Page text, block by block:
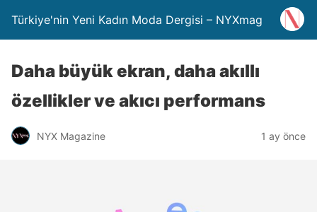
Türkiye'nin Yeni Kadın Moda Dergisi – NYXmag
Daha büyük ekran, daha akıllı
özellikler ve akıcı performans
NYX Magazine 1 ay önce